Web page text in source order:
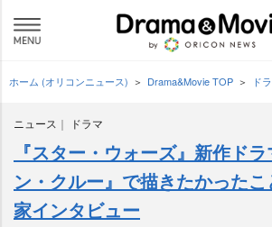
ホーム (オリコンニュース) Drama&Movie TOP ド
ニュース ドラマ
『スター・ウォーズ』新作ド
ン・クルー』で描きたかった
家インタビュー